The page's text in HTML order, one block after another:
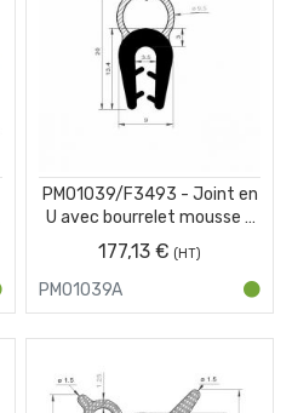
PM01039/F3493 - Joint en
U avec bourrelet mousse -
Noir - Couronne 50 m
177,13 €
PM01039A